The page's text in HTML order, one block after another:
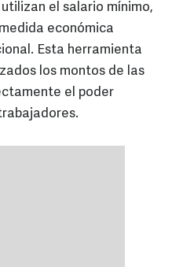
el salario mínimo,
económica
Esta herramienta
los montos de las
el poder